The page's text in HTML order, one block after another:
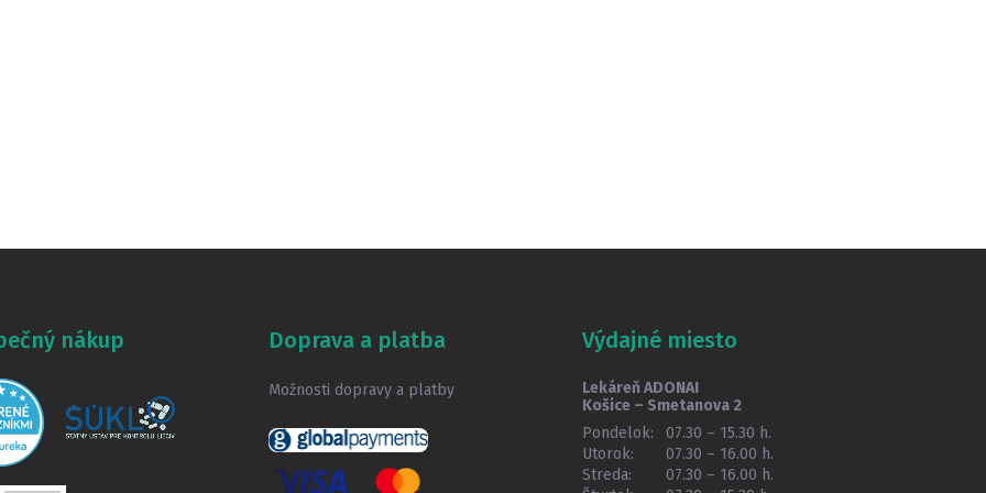
nákup Doprava a platba
Možnosti dopravy a platby
Výdajné miesto
Lekáreň ADONAI
Košice – Smetanova 2
Pondelok:
07.30 – 15.30 h.
Utorok:
07.30 – 16.00 h.
Streda:
07.30 – 16.00 h.